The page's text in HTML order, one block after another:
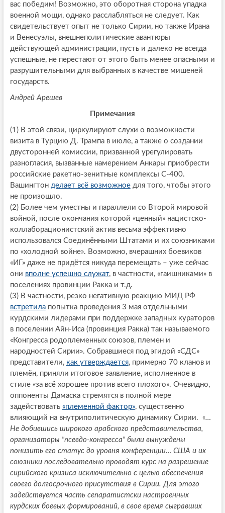
вас победим! Возможно, это оборотная сторона упадка
военной мощи, однако расслабляться не следует. Как
свидетельствует опыт не только Сирии, но также Ирана
и Венесуэлы, внешнеполитические авантюры
действующей администрации, пусть и далеко не всегда
успешные, не перестают от этого быть менее опасными и
разрушительными для выбранных в качестве мишеней
государств.
Андрей Арешев
Примечания
(1) В этой связи, циркулируют слухи о возможности
визита в Турцию Д. Трампа в июле, а также о создании
двусторонней комиссии, призванной урегулировать
разногласия, вызванные намерением Анкары приобрести
российские ракетно-зенитные комплексы С-400.
Вашингтон делает всё возможноедля того, чтобы этого
не произошло.
(2) Более чем уместны и параллели со Второй мировой
войной, после окончания которой «ценный» нацистско-
коллаборационистский актив весьма эффективно
использовался Соединёнными Штатами и их союзниками
по «холодной войне». Возможно, вчерашних боевиков
«ИГ» даже не придётся никуда перемещать – уже сейчас
они вполне успешно служат, в частности, «гаишниками» в
поселениях провинции Ракка и т.д.
(3) В частности, резко негативную реакцию МИД РФ
встретилапопытка проведения 3 мая отдельными
курдскими лидерами при поддержке западных кураторов
в поселении Айн-Иса (провинция Ракка) так называемого
«Конгресса родоплеменных союзов, племен и
народностей Сирии». Собравшиеся под эгидой «СДС»
представители, как утверждается, примерно 70 кланов и
племён, приняли итоговое заявление, исполненное в
стиле «за всё хорошее против всего плохого». Очевидно,
оппоненты Дамаска стремятся в полной мере
задействовать «племенной фактор», существенно
влияющий на внутриполитическую динамику Сирии. «…
Не добившись широкого арабского представительства,
организаторы "псевдо-конгресса" были вынуждены
понизить его статус до уровня конференции… США и их
союзники последовательно проводят курс на разрешение
сирийского кризиса исключительно с целью обеспечения
своего долгосрочного присутствия в Сирии. Для этого
задействуется часть сепаратистски настроенных
курдских боевых формирований, в свое время сыгравших